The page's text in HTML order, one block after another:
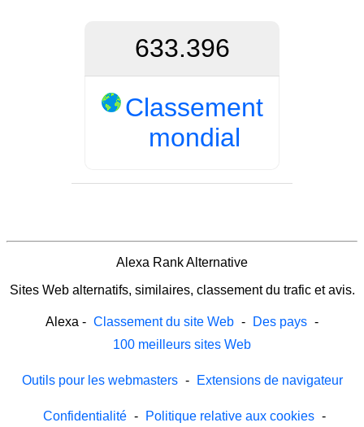
633.396
Classement
mondial
Alexa Rank Alternative
Sites Web alternatifs, similaires, classement du trafic et avis.
Alexa - Classement du site Web - Des pays -
100 meilleurs sites Web
Outils pour les webmasters - Extensions de navigateur
Confidentialité - Politique relative aux cookies -